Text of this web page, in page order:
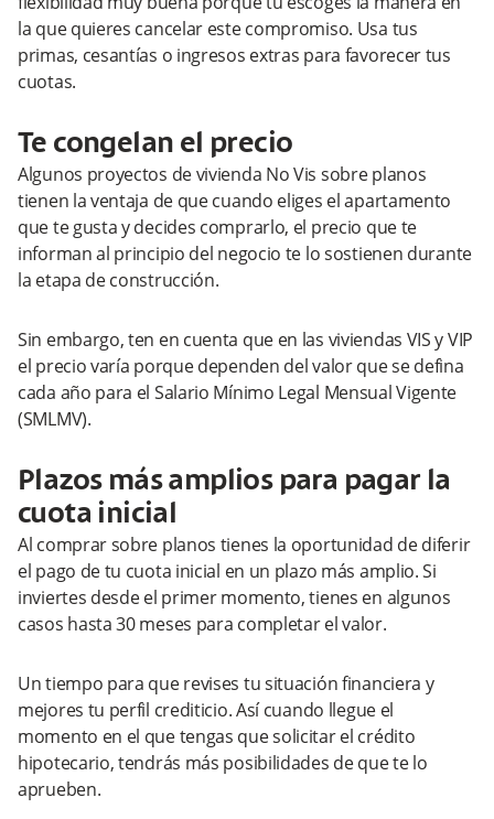
la que quieres cancelar este compromiso. Usa tus
primas, cesantías o ingresos extras para favorecer tus
cuotas.
Te congelan el precio
Algunos proyectos de vivienda No Vis sobre planos
tienen la ventaja de que cuando eliges el apartamento
que te gusta y decides comprarlo, el precio que te
informan al principio del negocio te lo sostienen durante
la etapa de construcción.
Sin embargo, ten en cuenta que en las viviendas VIS y VIP
el precio varía porque dependen del valor que se defina
cada año para el Salario Mínimo Legal Mensual Vigente
(SMLMV).
Plazos más amplios para pagar la
cuota inicial
Al comprar sobre planos tienes la oportunidad de diferir
el pago de tu cuota inicial en un plazo más amplio. Si
inviertes desde el primer momento, tienes en algunos
casos hasta 30 meses para completar el valor.
Un tiempo para que revises tu situación financiera y
mejores tu perfil crediticio. Así cuando llegue el
momento en el que tengas que solicitar el crédito
hipotecario, tendrás más posibilidades de que te lo
aprueben.